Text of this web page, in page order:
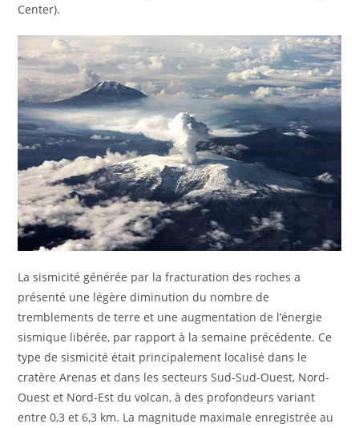
Center).
La sismicité générée par la fracturation des roches a
présenté une légère diminution du nombre de
tremblements de terre et une augmentation de l’énergie
sismique libérée, par rapport à la semaine précédente. Ce
type de sismicité était principalement localisé dans le
cratère Arenas et dans les secteurs Sud-Sud-Ouest, Nord-
Ouest et Nord-Est du volcan, à des profondeurs variant
entre 0,3 et 6,3 km. La magnitude maximale enregistrée au